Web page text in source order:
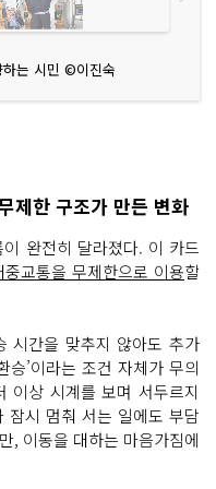
는 시민 ©이진숙
제한 구조가 만든 변화
완전히 달라졌다. 이 카드
교통을 무제한으로 이용할
시간을 맞추지 않아도 추가
승’이라는 조건 자체가 무의
이상 시계를 보며 서두르지
잠시 멈춰 서는 일에도 부담
, 이동을 대하는 마음가짐에